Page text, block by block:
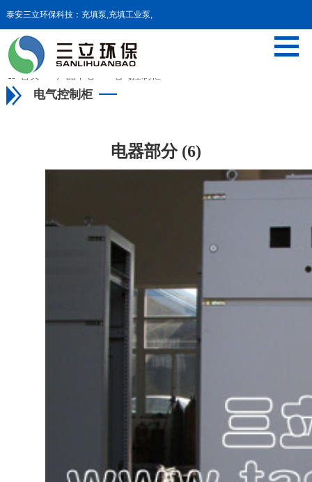
泰安三立环保科技：充填泵,充填工业泵,
污泥料仓,污泥干化等设备
 首页
电气控制柜
电器部分 (6)